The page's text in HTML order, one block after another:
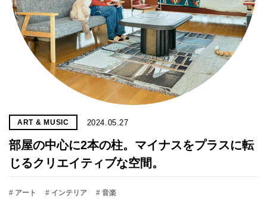
ART & MUSIC 2024.05.27
部屋の中心に2本の柱。マイナスをプラスに転
じるクリエイティブな空間。
# アート # インテリア # 音楽